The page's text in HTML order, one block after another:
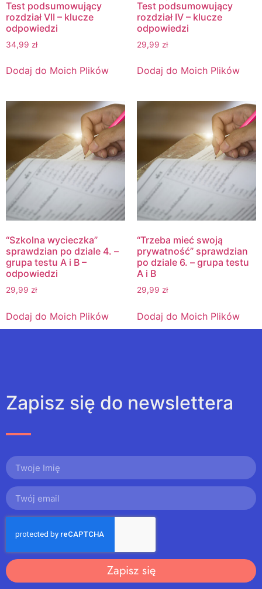
Test podsumowujący
rozdział VII – klucze
odpowiedzi
34,99 zł
Dodaj do Moich Plików
Test podsumowujący
rozdział IV – klucze
odpowiedzi
29,99 zł
Dodaj do Moich Plików
“Szkolna wycieczka”
sprawdzian po dziale 4. –
grupa testu A i B –
odpowiedzi
29,99 zł
Dodaj do Moich Plików
“Trzeba mieć swoją
prywatność” sprawdzian
po dziale 6. – grupa testu
A i B
29,99 zł
Dodaj do Moich Plików
Zapisz się do newslettera
Zapisz się